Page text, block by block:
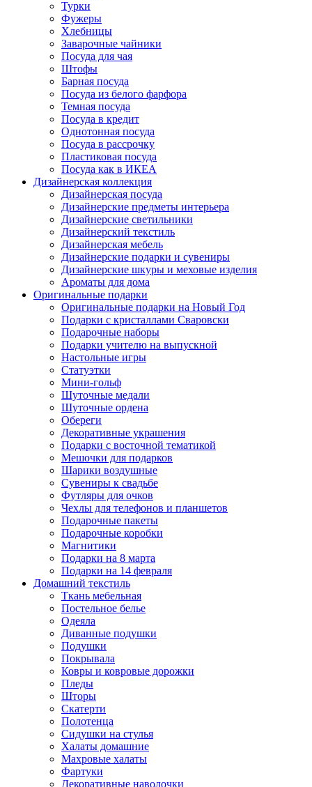
Турки
Фужеры
Хлебницы
Заварочные чайники
Посуда для чая
Штофы
Барная посуда
Посуда из белого фарфора
Темная посуда
Посуда в кредит
Однотонная посуда
Посуда в рассрочку
Пластиковая посуда
Посуда как в ИКЕА
Дизайнерская коллекция
Дизайнерская посуда
Дизайнерские предметы интерьера
Дизайнерские светильники
Дизайнерский текстиль
Дизайнерская мебель
Дизайнерские подарки и сувениры
Дизайнерские шкуры и меховые изделия
Ароматы для дома
Оригинальные подарки
Оригинальные подарки на Новый Год
Подарки с кристаллами Сваровски
Подарочные наборы
Подарки учителю на выпускной
Настольные игры
Статуэтки
Мини-гольф
Шуточные медали
Шуточные ордена
Обереги
Декоративные украшения
Подарки с восточной тематикой
Мешочки для подарков
Шарики воздушные
Сувениры к свадьбе
Футляры для очков
Чехлы для телефонов и планшетов
Подарочные пакеты
Подарочные коробки
Магнитики
Подарки на 8 марта
Подарки на 14 февраля
Домашний текстиль
Ткань мебельная
Постельное белье
Одеяла
Диванные подушки
Подушки
Покрывала
Ковры и ковровые дорожки
Пледы
Шторы
Скатерти
Полотенца
Сидушки на стулья
Халаты домашние
Махровые халаты
Фартуки
Декоративные наволочки